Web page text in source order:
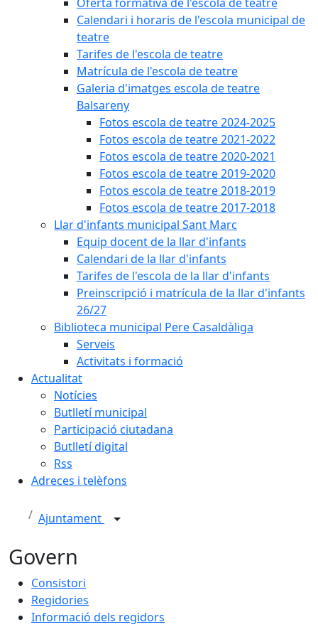
Calendari i horaris de l'escola municipal de
teatre
Tarifes de l'escola de teatre
Matrícula de l'escola de teatre
Galeria d'imatges escola de teatre
Balsareny
Fotos escola de teatre 2024-2025
Fotos escola de teatre 2021-2022
Fotos escola de teatre 2020-2021
Fotos escola de teatre 2019-2020
Fotos escola de teatre 2018-2019
Fotos escola de teatre 2017-2018
Llar d'infants municipal Sant Marc
Equip docent de la llar d'infants
Calendari de la llar d'infants
Tarifes de l'escola de la llar d'infants
Preinscripció i matrícula de la llar d'infants
26/27
Biblioteca municipal Pere Casaldàliga
Serveis
Activitats i formació
Actualitat
Notícies
Butlletí municipal
Participació ciutadana
Butlletí digital
Rss
Adreces i telèfons
Ajuntament
Govern
Consistori
Regidories
Informació dels regidors